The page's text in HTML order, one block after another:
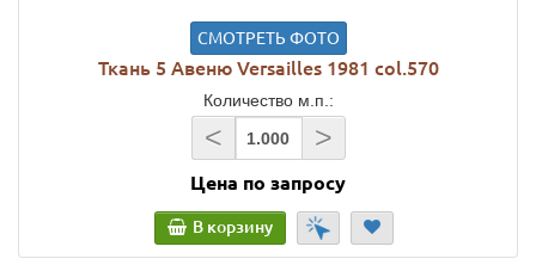
СМОТРЕТЬ ФОТО
Ткань 5 Авеню Versailles 1981 col.570
Количество м.п.:
< >
Цена по запросу
В корзину